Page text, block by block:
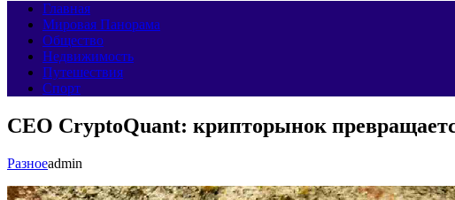
Главная
Мировая Панорама
Общество
Недвижимость
Путешествия
Спорт
CEO CryptoQuant: крипторынок
Разноеadmin